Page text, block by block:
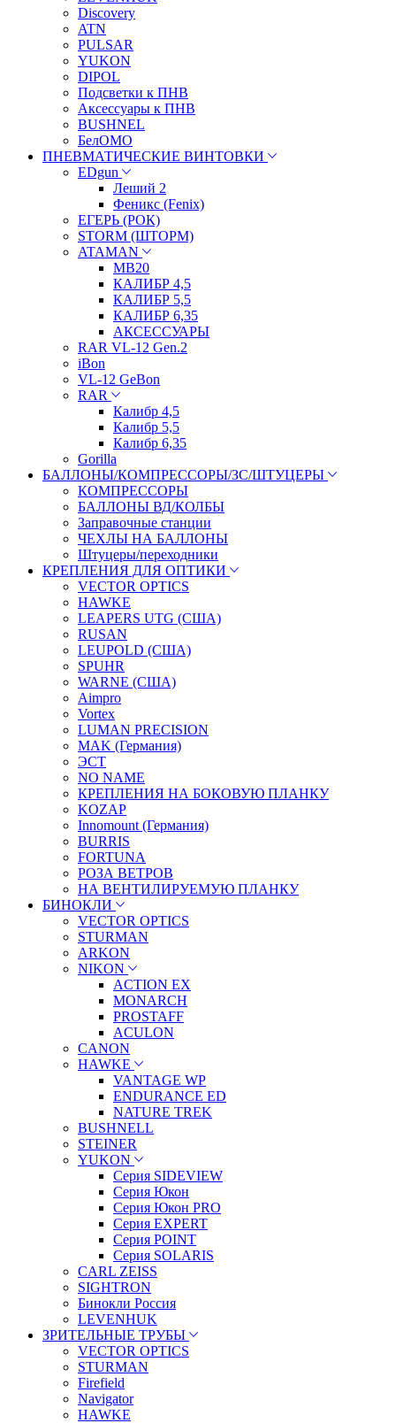
Discovery
ATN
PULSAR
YUKON
DIPOL
Подсветки к ПНВ
Аксессуары к ПНВ
BUSHNEL
БелОМО
ПНЕВМАТИЧЕСКИЕ ВИНТОВКИ
EDgun
Леший 2
Феникс (Fenix)
ЕГЕРЬ (РОК)
STORM (ШТОРМ)
ATAMAN
МВ20
КАЛИБР 4,5
КАЛИБР 5,5
КАЛИБР 6,35
АКСЕССУАРЫ
RAR VL-12 Gen.2
iBon
VL-12 GeBon
RAR
Калибр 4,5
Калибр 5,5
Калибр 6,35
Gorilla
БАЛЛОНЫ/КОМПРЕССОРЫ/ЗС/ШТУЦЕРЫ
КОМПРЕССОРЫ
БАЛЛОНЫ ВД/КОЛБЫ
Заправочные станции
ЧЕХЛЫ НА БАЛЛОНЫ
Штуцеры/переходники
КРЕПЛЕНИЯ ДЛЯ ОПТИКИ
VECTOR OPTICS
HAWKE
LEAPERS UTG (США)
RUSAN
LEUPOLD (США)
SPUHR
WARNE (США)
Aimpro
Vortex
LUMAN PRECISION
MAK (Германия)
ЭСТ
NO NAME
КРЕПЛЕНИЯ НА БОКОВУЮ ПЛАНКУ
KOZAP
Innomount (Германия)
BURRIS
FORTUNA
РОЗА ВЕТРОВ
НА ВЕНТИЛИРУЕМУЮ ПЛАНКУ
БИНОКЛИ
VECTOR OPTICS
STURMAN
ARKON
NIKON
ACTION EX
MONARCH
PROSTAFF
ACULON
CANON
HAWKE
VANTAGE WP
ENDURANCE ED
NATURE TREK
BUSHNELL
STEINER
YUKON
Серия SIDEVIEW
Серия Юкон
Серия Юкон PRO
Серия EXPERT
Серия POINT
Серия SOLARIS
CARL ZEISS
SIGHTRON
Бинокли Россия
LEVENHUK
ЗРИТЕЛЬНЫЕ ТРУБЫ
VECTOR OPTICS
STURMAN
Firefield
Navigator
HAWKE